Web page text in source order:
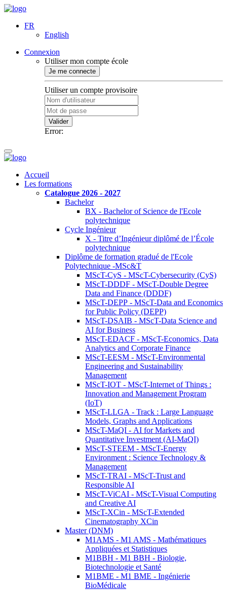
FR
English
Connexion
Utiliser mon compte école
Je me connecte
Utiliser un compte provisoire
Valider
Error:
Accueil
Les formations
Catalogue 2026 - 2027
Bachelor
BX - Bachelor of Science de l'Ecole
polytechnique
Cycle Ingénieur
X - Titre d’Ingénieur diplômé de l’École
polytechnique
Diplôme de formation gradué de l'Ecole
Polytechnique -MSc&T
MScT-CyS - MScT-Cybersecurity (CyS)
MScT-DDDF - MScT-Double Degree
Data and Finance (DDDF)
MScT-DEPP - MScT-Data and Economics
for Public Policy (DEPP)
MScT-DSAIB - MScT-Data Science and
AI for Business
MScT-EDACF - MScT-Economics, Data
Analytics and Corporate Finance
MScT-EESM - MScT-Environmental
Engineering and Sustainability
Management
MScT-IOT - MScT-Internet of Things :
Innovation and Management Program
(IoT)
MScT-LLGA - Track : Large Language
Models, Graphs and Applications
MScT-MaQI - AI for Markets and
Quantitative Investment (AI-MaQI)
MScT-STEEM - MScT-Energy
Environment : Science Technology &
Management
MScT-TRAI - MScT-Trust and
Responsible AI
MScT-ViCAI - MScT-Visual Computing
and Creative AI
MScT-XCin - MScT-Extended
Cinematography XCin
Master (DNM)
M1AMS - M1 AMS - Mathématiques
Appliquées et Statistiques
M1BBH - M1 BBH - Biologie,
Biotechnologie et Santé
M1BME - M1 BME - Ingénierie
BioMédicale